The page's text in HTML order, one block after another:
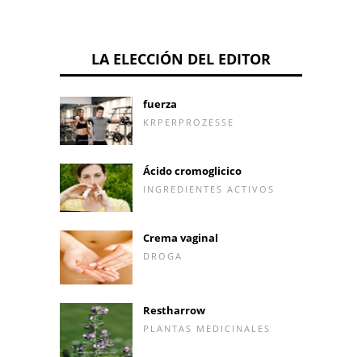
LA ELECCIÓN DEL EDITOR
fuerza
KRPERPROZESSE
Ácido cromoglicico
INGREDIENTES ACTIVOS
Crema vaginal
DROGA
Restharrow
PLANTAS MEDICINALES